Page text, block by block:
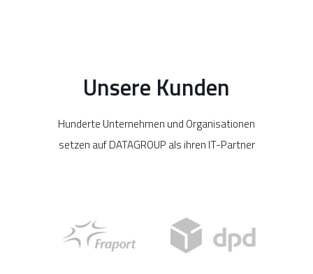
Unsere Kunden
Hunderte Unternehmen und Organisationen
setzen auf DATAGROUP als ihren IT-Partner